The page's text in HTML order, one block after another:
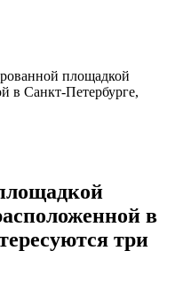
площадкой
в Санкт-Петербурге,
в
три